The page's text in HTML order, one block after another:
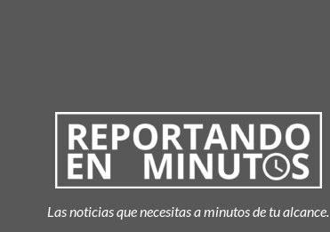
Las noticias que necesitas a minutos de tu alcance.